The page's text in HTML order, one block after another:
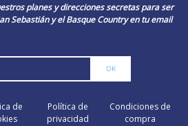
planes y direcciones secretas para ser
Sebastián y el Basque Country en tu email
de
Política de
privacidad
Condiciones de
compra